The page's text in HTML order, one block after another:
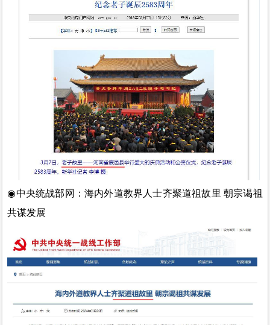
◉中央统战部网：海内外道教界人士齐聚道祖故里 朝宗谒祖
共谋发展